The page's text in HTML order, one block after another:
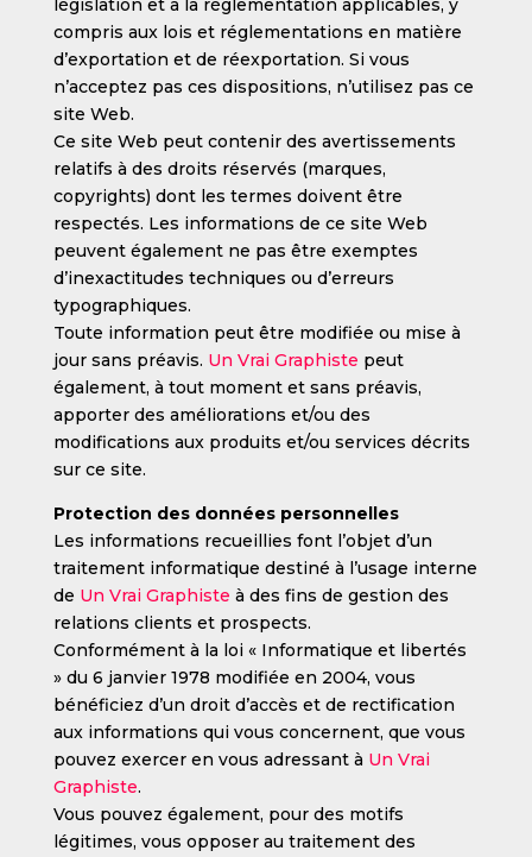
législation et à la réglementation applicables, y
compris aux lois et réglementations en matière
d’exportation et de réexportation. Si vous
n’acceptez pas ces dispositions, n’utilisez pas ce
site Web.
Ce site Web peut contenir des avertissements
relatifs à des droits réservés (marques,
copyrights) dont les termes doivent être
respectés. Les informations de ce site Web
peuvent également ne pas être exemptes
d’inexactitudes techniques ou d’erreurs
typographiques.
Toute information peut être modifiée ou mise à
jour sans préavis. Un Vrai Graphiste peut
également, à tout moment et sans préavis,
apporter des améliorations et/ou des
modifications aux produits et/ou services décrits
sur ce site.
Protection des données personnelles
Les informations recueillies font l’objet d’un
traitement informatique destiné à l’usage interne
de Un Vrai Graphiste à des fins de gestion des
relations clients et prospects.
Conformément à la loi « Informatique et libertés
» du 6 janvier 1978 modifiée en 2004, vous
bénéficiez d’un droit d’accès et de rectification
aux informations qui vous concernent, que vous
pouvez exercer en vous adressant à Un Vrai
Graphiste.
Vous pouvez également, pour des motifs
légitimes, vous opposer au traitement des